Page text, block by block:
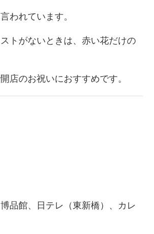
われています。
トがないときは、赤い花だけの
店のお祝いにおすすめです。
品館、日テレ（東新橋）、カレ